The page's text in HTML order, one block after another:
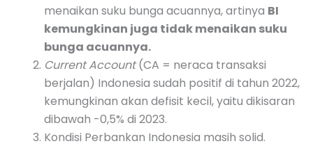
menaikan suku bunga acuannya, artinya BI
kemungkinan juga tidak menaikan suku
bunga acuannya.
Current Account(CA = neraca transaksi
berjalan) Indonesia sudah positif di tahun 2022,
kemungkinan akan defisit kecil, yaitu dikisaran
dibawah -0,5% di 2023.
Kondisi Perbankan Indonesia masih solid.